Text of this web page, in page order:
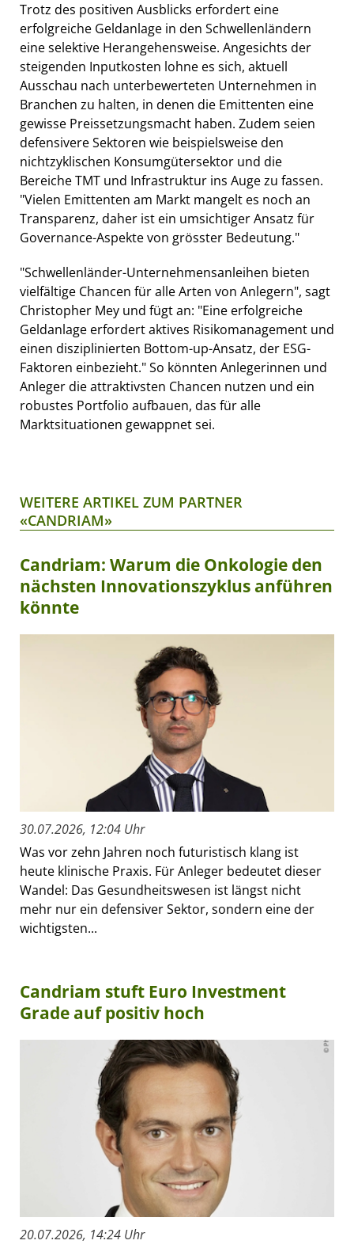
Trotz des positiven Ausblicks erfordert eine
erfolgreiche Geldanlage in den Schwellenländern
eine selektive Herangehensweise. Angesichts der
steigenden Inputkosten lohne es sich, aktuell
Ausschau nach unterbewerteten Unternehmen in
Branchen zu halten, in denen die Emittenten eine
gewisse Preissetzungsmacht haben. Zudem seien
defensivere Sektoren wie beispielsweise den
nichtzyklischen Konsumgütersektor und die
Bereiche TMT und Infrastruktur ins Auge zu fassen.
"Vielen Emittenten am Markt mangelt es noch an
Transparenz, daher ist ein umsichtiger Ansatz für
Governance-Aspekte von grösster Bedeutung."
"Schwellenländer-Unternehmensanleihen bieten
vielfältige Chancen für alle Arten von Anlegern", sagt
Christopher Mey und fügt an: "Eine erfolgreiche
Geldanlage erfordert aktives Risikomanagement und
einen disziplinierten Bottom-up-Ansatz, der ESG-
Faktoren einbezieht." So könnten Anlegerinnen und
Anleger die attraktivsten Chancen nutzen und ein
robustes Portfolio aufbauen, das für alle
Marktsituationen gewappnet sei.
WEITERE ARTIKEL ZUM PARTNER
«CANDRIAM»
Candriam: Warum die Onkologie den
nächsten Innovationszyklus anführen
könnte
30.07.2026, 12:04 Uhr
Was vor zehn Jahren noch futuristisch klang ist
heute klinische Praxis. Für Anleger bedeutet dieser
Wandel: Das Gesundheitswesen ist längst nicht
mehr nur ein defensiver Sektor, sondern eine der
wichtigsten...
Candriam stuft Euro Investment
Grade auf positiv hoch
20.07.2026, 14:24 Uhr